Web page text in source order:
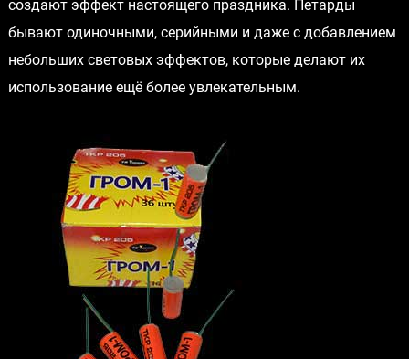
создают эффект настоящего праздника. Петарды
бывают одиночными, серийными и даже с добавлением
небольших световых эффектов, которые делают их
использование ещё более увлекательным.